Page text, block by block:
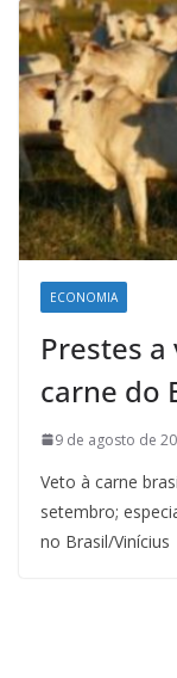
ECONOMIA
Prestes a
carne do
9 de agosto de
Veto à carne
setembro;
no Brasil/Vinícius